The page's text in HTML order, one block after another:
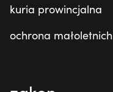
kuria prowincjalna
ochrona małoletnich